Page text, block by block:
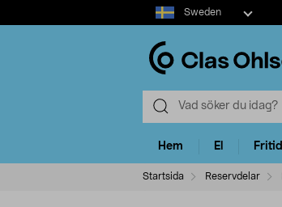
Select
market
Sweden
Hem El Fritid
Startsida Reservdelar